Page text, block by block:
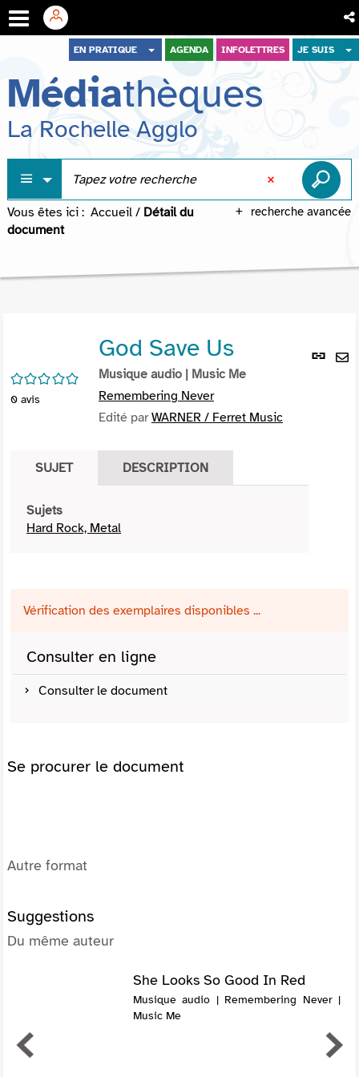
menu
contenu
recherche
EN PRATIQUE AGENDA INFOLETTRES JE SUIS
Médiathèques
La Rochelle Agglo
recherche avancée
Vous êtes ici : Accueil / Détail du
document
Lien
/5
0 avis
God Save Us
Musique audio | Music Me
Remembering Never
Edité parWARNER / Ferret Music
SUJET DESCRIPTION
Sujets
Hard Rock, Metal
Vérification des exemplaires disponibles ...
Consulter en ligne
Consulter le document
Se procurer le document
Autre format
Suggestions
Du même auteur
She Looks So Good In Red
Musique audio | Remembering Never |
Music Me